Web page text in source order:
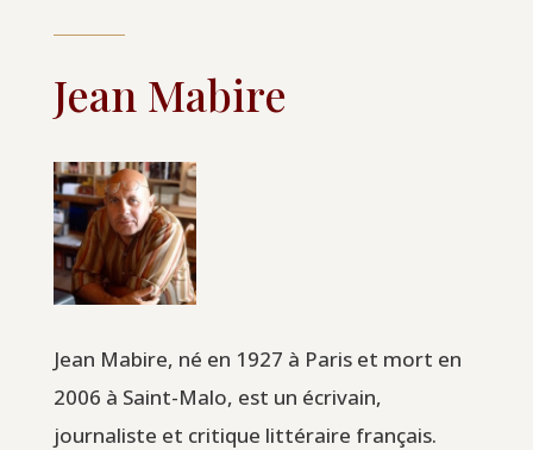
Jean Mabire
Jean Mabire, né en 1927 à Paris et mort en
2006 à Saint-Malo, est un écrivain,
journaliste et critique littéraire français.